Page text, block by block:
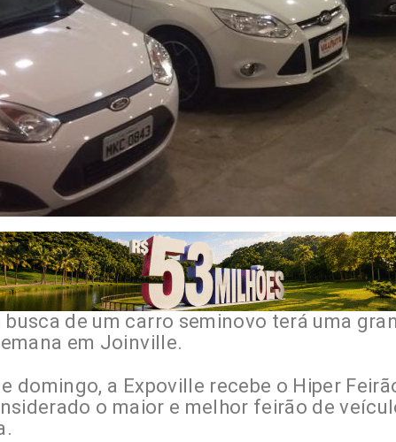
busca de um carro seminovo terá uma
em Joinville.
domingo, a Expoville recebe o Hiper
o maior e melhor feirão de